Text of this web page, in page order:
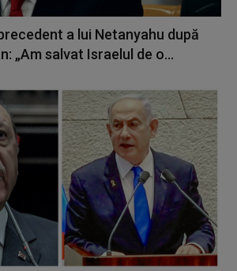
a lui Netanyahu după
„Am salvat Israelul de o...